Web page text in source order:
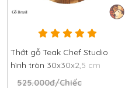
Thớt gỗ Teak Chef Studio
hình tròn 30x30x2,5 cm
525.000đ/Chiếc